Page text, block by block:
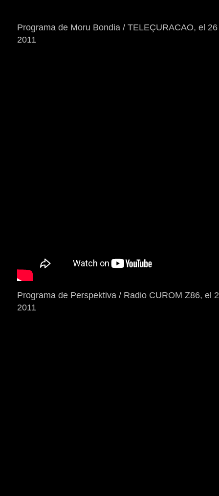
Programa de Moru Bondia / TELEÇURACAO, el
2011
Programa de Perspektiva / Radio CUROM Z86, el
2011